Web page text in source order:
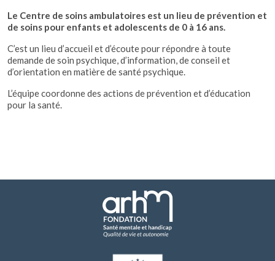
Le Centre de soins ambulatoires est un lieu de prévention et
de soins pour enfants et adolescents de 0 à 16 ans.
C’est un lieu d’accueil et d’écoute pour répondre à toute
demande de soin psychique, d’information, de conseil et
d’orientation en matière de santé psychique.
L’équipe coordonne des actions de prévention et d’éducation
pour la santé.